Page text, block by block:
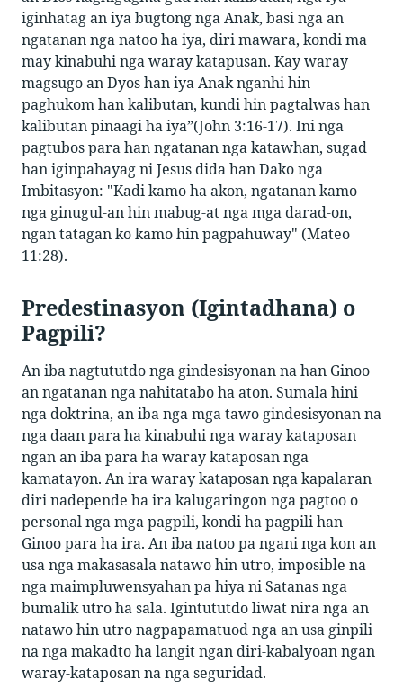
iginhatag an iya bugtong nga Anak, basi nga an
ngatanan nga natoo ha iya, diri mawara, kondi ma
may kinabuhi nga waray katapusan. Kay waray
magsugo an Dyos han iya Anak nganhi hin
paghukom han kalibutan, kundi hin pagtalwas han
kalibutan pinaagi ha iya”(John 3:16-17). Ini nga
pagtubos para han ngatanan nga katawhan, sugad
han iginpahayag ni Jesus dida han Dako nga
Imbitasyon: "Kadi kamo ha akon, ngatanan kamo
nga ginugul-an hin mabug-at nga mga darad-on,
ngan tatagan ko kamo hin pagpahuway" (Mateo
11:28).
Predestinasyon (Igintadhana) o
Pagpili?
An iba nagtututdo nga gindesisyonan na han Ginoo
an ngatanan nga nahitatabo ha aton. Sumala hini
nga doktrina, an iba nga mga tawo gindesisyonan na
nga daan para ha kinabuhi nga waray kataposan
ngan an iba para ha waray kataposan nga
kamatayon. An ira waray kataposan nga kapalaran
diri nadepende ha ira kalugaringon nga pagtoo o
personal nga mga pagpili, kondi ha pagpili han
Ginoo para ha ira. An iba natoo pa ngani nga kon an
usa nga makasasala natawo hin utro, imposible na
nga maimpluwensyahan pa hiya ni Satanas nga
bumalik utro ha sala. Igintututdo liwat nira nga an
natawo hin utro nagpapamatuod nga an usa ginpili
na nga makadto ha langit ngan diri-kabalyoan ngan
waray-kataposan na nga seguridad.